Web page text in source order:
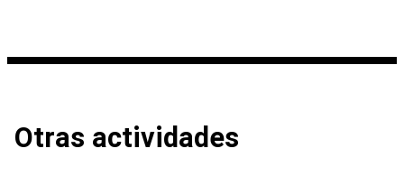
Otras actividades